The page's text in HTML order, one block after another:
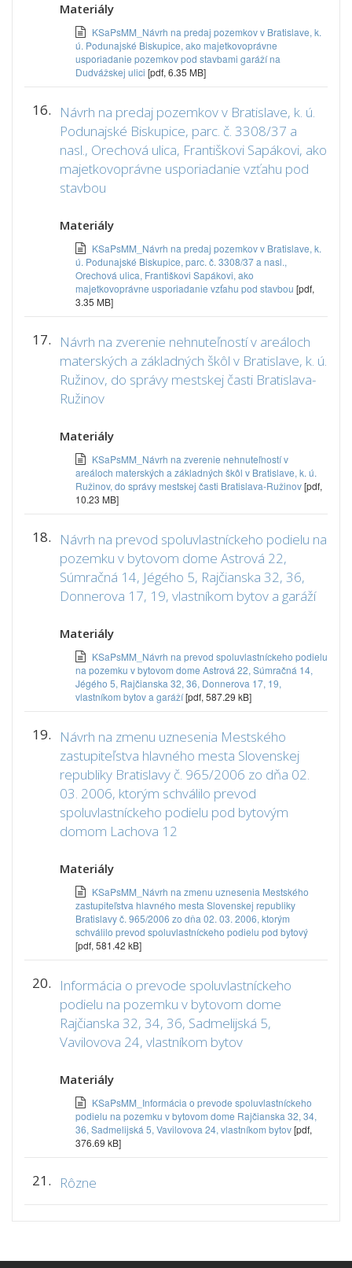
Materiály
KSaPsMM_Návrh na predaj pozemkov v Bratislave, k.
ú. Podunajské Biskupice, ako majetkovoprávne
usporiadanie pozemkov pod stavbami garáží na
Dudvážskej ulici [pdf, 6.35 MB]
16.
Návrh na predaj pozemkov v Bratislave, k. ú.
Podunajské Biskupice, parc. č. 3308/37 a
nasl., Orechová ulica, Františkovi Sapákovi, ako
majetkovoprávne usporiadanie vzťahu pod
stavbou
Materiály
KSaPsMM_Návrh na predaj pozemkov v Bratislave, k.
ú. Podunajské Biskupice, parc. č. 3308/37 a nasl.,
Orechová ulica, Františkovi Sapákovi, ako
majetkovoprávne usporiadanie vzťahu pod stavbou [pdf,
3.35 MB]
17.
Návrh na zverenie nehnuteľností v areáloch
materských a základných škôl v Bratislave, k. ú.
Ružinov, do správy mestskej časti Bratislava-
Ružinov
Materiály
KSaPsMM_Návrh na zverenie nehnuteľností v
areáloch materských a základných škôl v Bratislave, k. ú.
Ružinov, do správy mestskej časti Bratislava-Ružinov[pdf,
10.23 MB]
18.
Návrh na prevod spoluvlastníckeho podielu na
pozemku v bytovom dome Astrová 22,
Súmračná 14, Jégého 5, Rajčianska 32, 36,
Donnerova 17, 19, vlastníkom bytov a garáží
Materiály
KSaPsMM_Návrh na prevod spoluvlastníckeho podielu
na pozemku v bytovom dome Astrová 22, Súmračná 14,
Jégého 5, Rajčianska 32, 36, Donnerova 17, 19,
vlastníkom bytov a garáží[pdf, 587.29 kB]
19.
Návrh na zmenu uznesenia Mestského
zastupiteľstva hlavného mesta Slovenskej
republiky Bratislavy č. 965/2006 zo dňa 02.
03. 2006, ktorým schválilo prevod
spoluvlastníckeho podielu pod bytovým
domom Lachova 12
Materiály
KSaPsMM_Návrh na zmenu uznesenia Mestského
zastupiteľstva hlavného mesta Slovenskej republiky
Bratislavy č. 965/2006 zo dňa 02. 03. 2006, ktorým
schválilo prevod spoluvlastníckeho podielu pod bytový
[pdf, 581.42 kB]
20.
Informácia o prevode spoluvlastníckeho
podielu na pozemku v bytovom dome
Rajčianska 32, 34, 36, Sadmelijská 5,
Vavilovova 24, vlastníkom bytov
Materiály
KSaPsMM_Informácia o prevode spoluvlastníckeho
podielu na pozemku v bytovom dome Rajčianska 32, 34,
36, Sadmelijská 5, Vavilovova 24, vlastníkom bytov[pdf,
376.69 kB]
21. Rôzne